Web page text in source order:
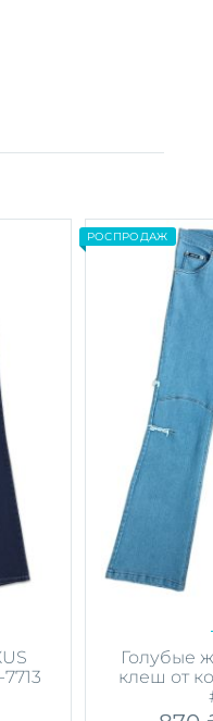
РОСПРОДАЖ
Голубые
клеш от